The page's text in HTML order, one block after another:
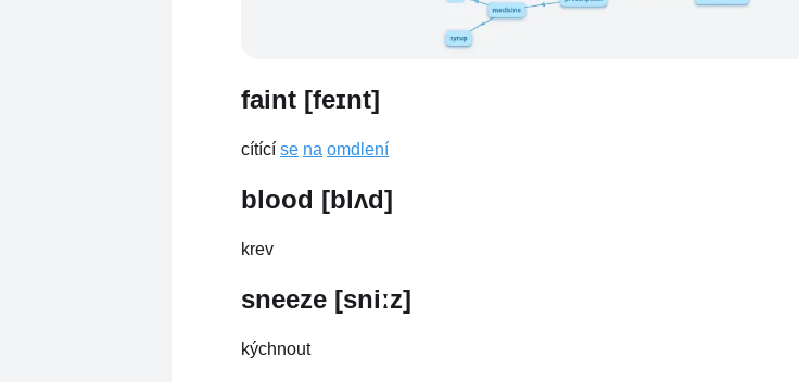
faint [feɪnt]
cítící se na omdlení
blood [blʌd]
krev
sneeze [sniːz]
kýchnout